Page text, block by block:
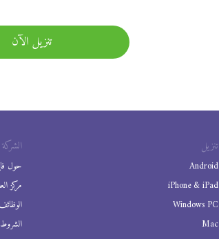
تنزيل الآن
الشركة
حول
مركز
الوظائف
تنزيل
Android
iPhone & iPad
Windows PC
Mac